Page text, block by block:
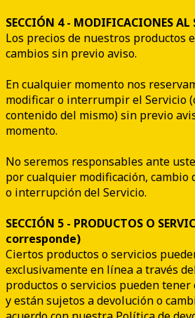
SECCIÓN 4 - MODIFICACIONES AL
Los precios de nuestros productos
cambios sin previo aviso.
En cualquier momento nos
modificar o interrumpir el Servicio
contenido del mismo) sin previo
momento.
No seremos responsables ante
por cualquier modificación, cambio
o interrupción del Servicio.
SECCIÓN 5 - PRODUCTOS O
corresponde)
Ciertos productos o servicios
exclusivamente en línea a través
productos o servicios pueden
y están sujetos a devolución o